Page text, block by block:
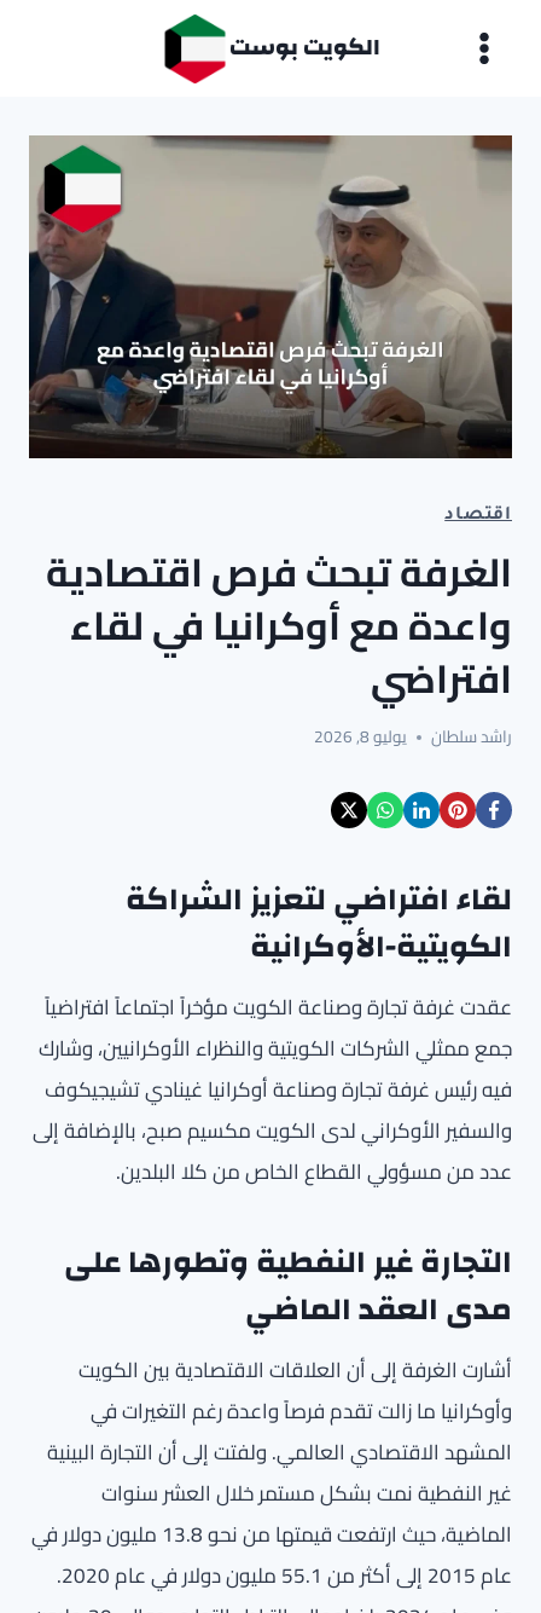
الكويت بوست
اقتصاد
الغرفة تبحث فرص اقتصادية
واعدة مع أوكرانيا في لقاء
افتراضي
راشد سلطان يوليو 8, 2026
لقاء افتراضي لتعزيز الشراكة
الكويتية-الأوكرانية
عقدت غرفة تجارة وصناعة الكويت مؤخراً اجتماعاً افتراضياً
جمع ممثلي الشركات الكويتية والنظراء الأوكرانيين، وشارك
فيه رئيس غرفة تجارة وصناعة أوكرانيا غينادي تشيجيكوف
والسفير الأوكراني لدى الكويت مكسيم صبح، بالإضافة إلى
عدد من مسؤولي القطاع الخاص من كلا البلدين.
التجارة غير النفطية وتطورها على
مدى العقد الماضي
أشارت الغرفة إلى أن العلاقات الاقتصادية بين الكويت
وأوكرانيا ما زالت تقدم فرصاً واعدة رغم التغيرات في
المشهد الاقتصادي العالمي. ولفتت إلى أن التجارة البينية
غير النفطية نمت بشكل مستمر خلال العشر سنوات
الماضية، حيث ارتفعت قيمتها من نحو 13.8 مليون دولار في
عام 2015 إلى أكثر من 55.1 مليون دولار في عام 2020.